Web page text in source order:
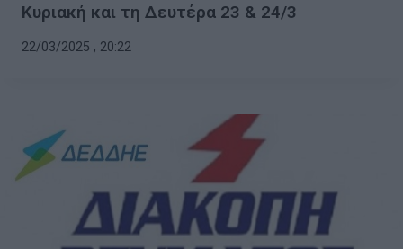
Κυριακή και τη Δευτέρα 23 & 24/3
22/03/2025 , 20:22